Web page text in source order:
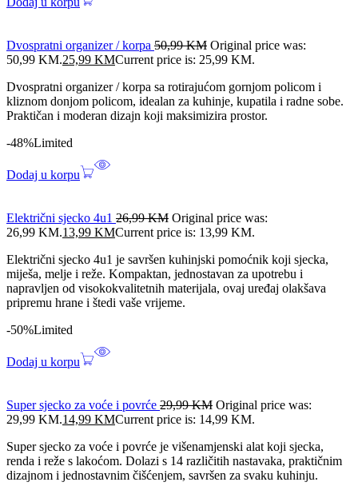
Dvospratni organizer / korpa 50,99KM Original price was:
50,99 KM.25,99 KMCurrent price is: 25,99 KM.
Dvospratni organizer / korpa sa rotirajućom gornjom policom i
kliznom donjom policom, idealan za kuhinje, kupatila i radne sobe.
Praktičan i moderan dizajn koji maksimizira prostor.
-48%Limited
Dodaj u korpu
Električni sjecko 4u1 26,99KM Original price was:
26,99 KM.13,99 KMCurrent price is: 13,99 KM.
Električni sjecko 4u1 je savršen kuhinjski pomoćnik koji sjecka,
miješa, melje i reže. Kompaktan, jednostavan za upotrebu i
napravljen od visokokvalitetnih materijala, ovaj uređaj olakšava
pripremu hrane i štedi vaše vrijeme.
-50%Limited
Dodaj u korpu
Super sjecko za voće i povrće 29,99KM Original price was:
29,99 KM.14,99 KMCurrent price is: 14,99 KM.
Super sjecko za voće i povrće je višenamjenski alat koji sjecka,
renda i reže s lakoćom. Dolazi s 14 različitih nastavaka, praktičnim
dizajnom i jednostavnim čišćenjem, savršen za svaku kuhinju.